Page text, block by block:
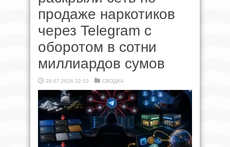
продаже наркотиков
через Telegram с
оборотом в сотни
миллиардов сумов
29.07.2026 22:10 СВОДКА